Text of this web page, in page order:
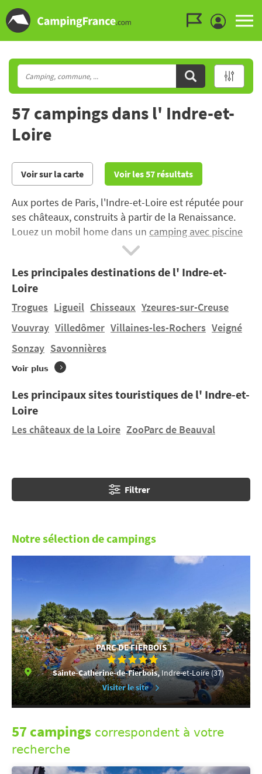
57 campings dans l' Indre-et-
Loire
Voir sur la carte Voir les 57 résultats
Aux portes de Paris, l'Indre-et-Loire est réputée pour
ses châteaux, construits à partir de la Renaissance.
Louez un mobil home dans un camping avec piscine
et découvrez les célèbres châteaux de la Loire,
Encamping en Indre-et-Loire, découvrez également
Azay-le-Rideau, ainsi que Villandry et ses jardins. En
Indre-et-Loire, les plus jeunes pourront s'émerveiller
Loire.
Les principales destinations de l' Indre-et-
Loire
Trogues Ligueil Chisseaux Yzeures-sur-Creuse
Vouvray Villedômer Villaines-les-Rochers Veigné
Sonzay Savonnières
Voir plus
Les principaux sites touristiques de l' Indre-et-
Loire
Les châteaux de la Loire ZooParc de Beauval
Filtrer
Notre sélection de campings
PARC DE FIERBOIS
Sainte-Catherine-de-Fierbois,Indre-et-Loire (37)
Visiter le site
57 campings correspondent à votre
recherche